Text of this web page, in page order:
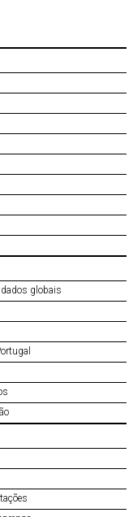
globais